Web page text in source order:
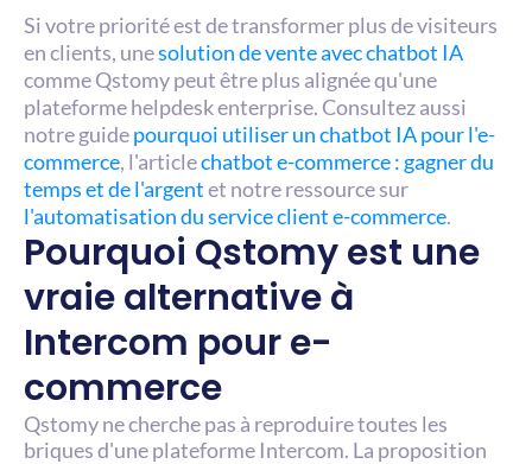
Si votre priorité est de transformer plus de visiteurs
en clients, une solution de vente avec chatbot IA
comme Qstomy peut être plus alignée qu'une
plateforme helpdesk enterprise. Consultez aussi
notre guide pourquoi utiliser un chatbot IA pour l'e-
commerce, l'article chatbot e-commerce : gagner du
temps et de l'argent
l'automatisation du service client e-commerce.
Pourquoi Qstomy est une
vraie alternative à
Intercom pour e-
commerce
Qstomy ne cherche pas à reproduire toutes les
briques d'une plateforme Intercom. La proposition